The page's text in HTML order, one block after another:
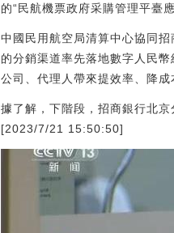
的“民航機票政府采購管理平臺
中國民用航空局清算中心協同
的分銷渠道率先落地數字人民
公司、代理人帶來提效率、降成
據了解，下階段，招商銀行北
[2023/7/21 15:50:50]